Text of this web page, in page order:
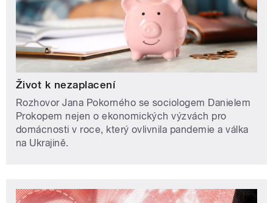
Život k nezaplacení
Rozhovor Jana Pokorného se sociologem Danielem
Prokopem nejen o ekonomických výzvách pro
domácnosti v roce, který ovlivnila pandemie a válka
na Ukrajině.